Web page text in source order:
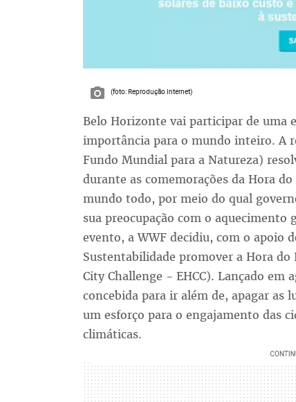
(foto: Reprodução Internet)
Belo Horizonte vai participar de uma
importância para o mundo inteiro. A
Fundo Mundial para a Natureza)
durante as comemorações da Hora
mundo todo, por meio do qual
sua preocupação com o
evento, a WWF decidiu, com o apoio
Sustentabilidade promover a Hora
City Challenge - EHCC). Lançado em
concebida para ir além de, apagar as
um esforço para o engajamento das
climáticas.